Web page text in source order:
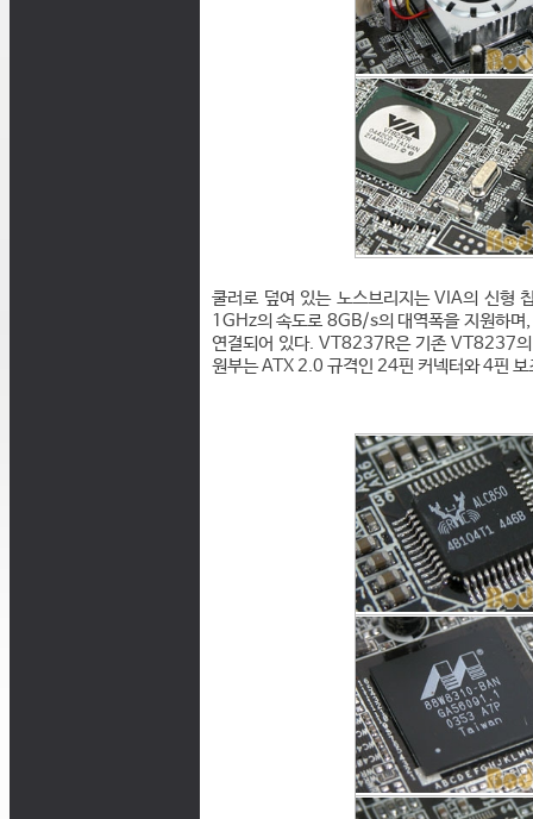
쿨러로 덮여 있는 노스브리지는 VIA의 신
1GHz의 속도로 8GB/s의 대역폭을 지원하
연결되어 있다. VT8237R은 기존 VT8237
원부는 ATX 2.0 규격인 24핀 커넥터와 4핀